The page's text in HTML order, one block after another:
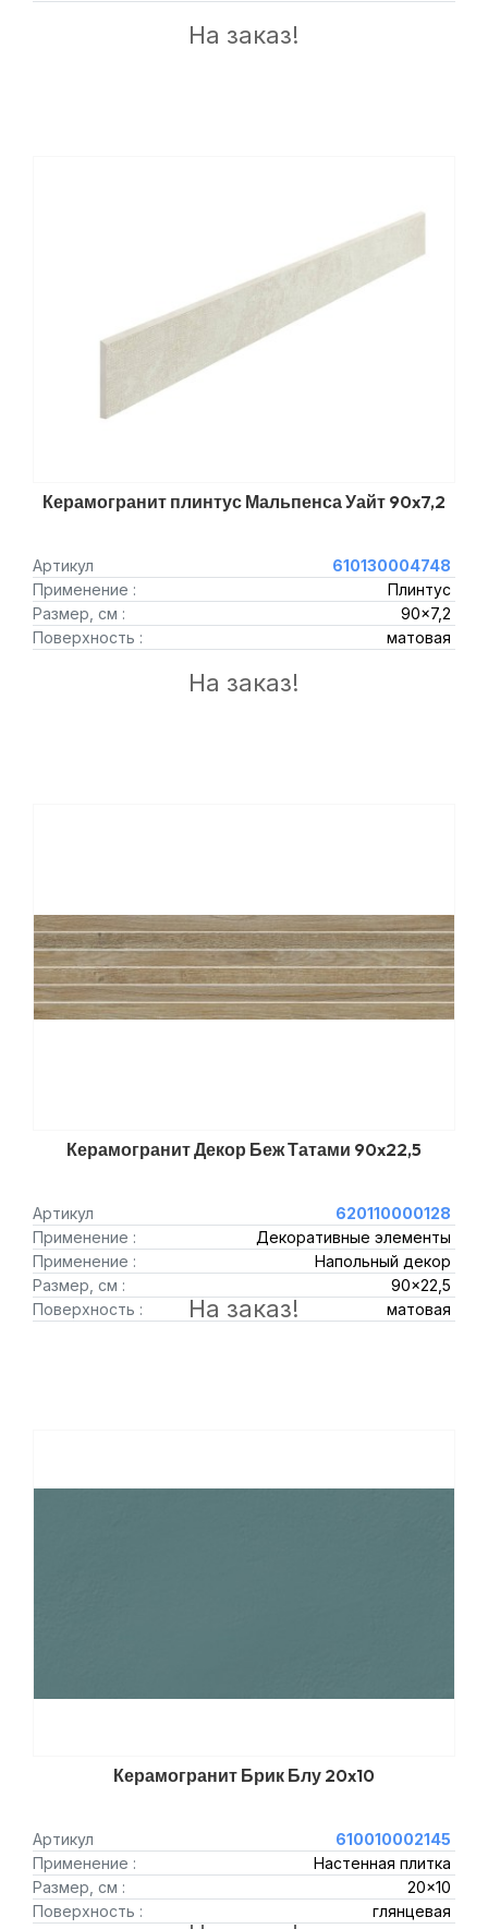
На заказ!
Керамогранит плинтус Мальпенса Уайт 90x7,2
Артикул
610130004748
Применение :
Плинтус
Размер, см :
90x7,2
Поверхность :
матовая
На заказ!
Керамогранит Декор Беж Татами 90x22,5
Артикул
620110000128
Применение :
Декоративные элементы
Применение :
Напольный декор
Размер, см :
90x22,5
Поверхность :
матовая
На заказ!
Керамогранит Брик Блу 20x10
Артикул
610010002145
Применение :
Настенная плитка
Размер, см :
20x10
Поверхность :
глянцевая